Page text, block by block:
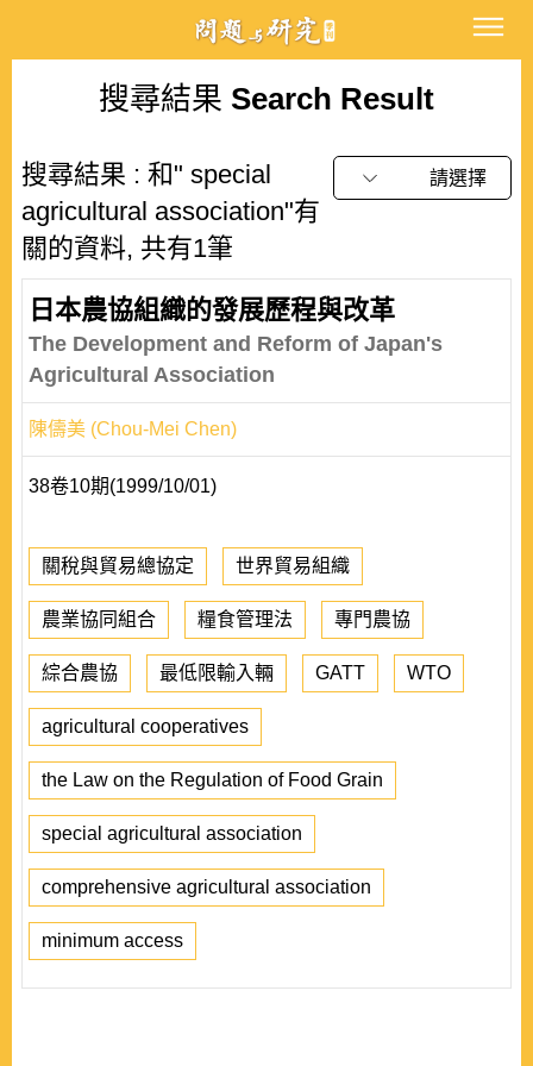
搜尋結果 Search Result
搜尋結果 : 和" special
agricultural association"有
關的資料, 共有1筆
請選擇
日本農協組織的發展歷程與改革
The Development and Reform of Japan's
Agricultural Association
陳儔美 (Chou-Mei Chen)
38卷10期(1999/10/01)
關稅與貿易總協定 世界貿易組織
農業協同組合 糧食管理法 專門農協
綜合農協 最低限輸入輛 GATT WTO
agricultural cooperatives
the Law on the Regulation of Food Grain
special agricultural association
comprehensive agricultural association
minimum access